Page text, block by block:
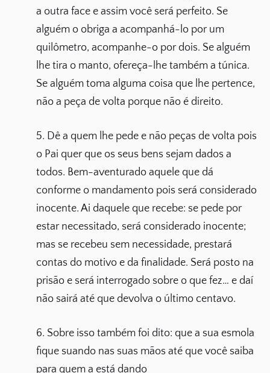
a outra face e assim você será perfeito. Se
alguém o obriga a acompanhá-lo por um
quilômetro, acompanhe-o por dois. Se alguém
lhe tira o manto, ofereça-lhe também a túnica.
Se alguém toma alguma coisa que lhe pertence,
não a peça de volta porque não é direito.
5. Dê a quem lhe pede e não peças de volta pois
o Pai quer que os seus bens sejam dados a
todos. Bem-aventurado aquele que dá
conforme o mandamento pois será considerado
inocente. Ai daquele que recebe: se pede por
estar necessitado, será considerado inocente;
mas se recebeu sem necessidade, prestará
contas do motivo e da finalidade. Será posto na
prisão e será interrogado sobre o que fez… e daí
não sairá até que devolva o último centavo.
6. Sobre isso também foi dito: que a sua esmola
fique suando nas suas mãos até que você saiba
para quem a está dando